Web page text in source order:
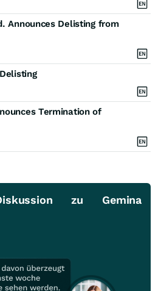
Announces Delisting from
Termination of
zu Gemina